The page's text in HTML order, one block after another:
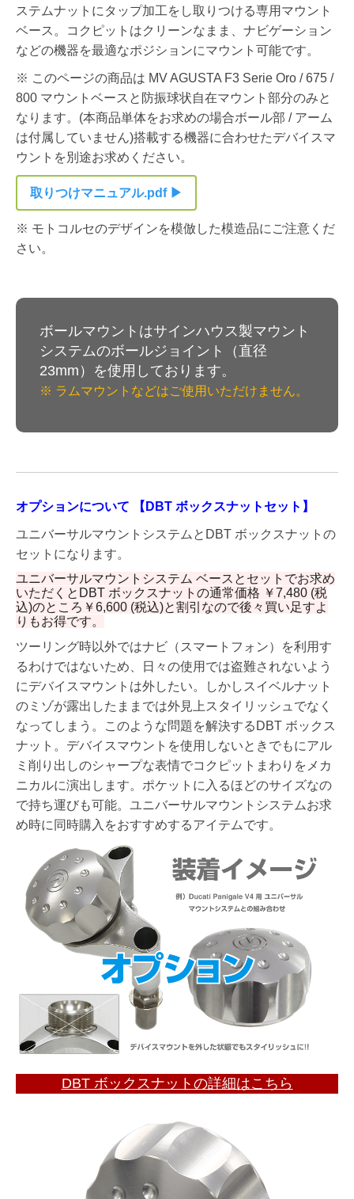
ステムナットにタップ加工をし取りつける専用マウント
ベース。コクピットはクリーンなまま、ナビゲーション
などの機器を最適なポジションにマウント可能です。
※ このページの商品は MV AGUSTA F3 Serie Oro / 675 /
800 マウントベースと防振球状自在マウント部分のみと
なります。(本商品単体をお求めの場合ボール部 / アーム
は付属していません)搭載する機器に合わせたデバイスマ
ウントを別途お求めください。
取りつけマニュアル.pdf ▶
※ モトコルセのデザインを模倣した模造品にご注意くだ
さい。
ボールマウントはサインハウス製マウント
システムのボールジョイント（直径
23mm）を使用しております。
※ ラムマウントなどはご使用いただけません。
オプションについて 【DBT ボックスナットセット】
ユニバーサルマウントシステムとDBT ボックスナットの
セットになります。
ユニバーサルマウントシステム ベースとセットでお求め
いただくとDBT ボックスナットの通常価格 ￥7,480 (税
込)のところ￥6,600 (税込)と割引なので後々買い足すよ
りもお得です。
ツーリング時以外ではナビ（スマートフォン）を利用す
るわけではないため、日々の使用では盗難されないよう
にデバイスマウントは外したい。しかしスイベルナット
のミゾが露出したままでは外見上スタイリッシュでなく
なってしまう。このような問題を解決するDBT ボックス
ナット。デバイスマウントを使用しないときでもにアル
ミ削り出しのシャープな表情でコクピットまわりをメカ
ニカルに演出します。ポケットに入るほどのサイズなの
で持ち運びも可能。ユニバーサルマウントシステムお求
め時に同時購入をおすすめするアイテムです。
DBT ボックスナットの詳細はこちら